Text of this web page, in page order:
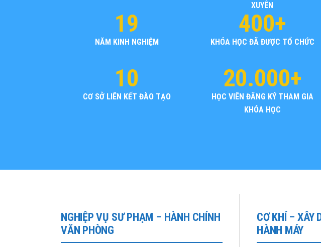
XUYÊN
19
NĂM KINH NGHIỆM
400+
KHÓA HỌC ĐÃ ĐƯỢC TỔ CHỨC
10
CƠ SỞ LIÊN KẾT ĐÀO TẠO
20.000+
HỌC VIÊN ĐĂNG KÝ THAM GIA
KHÓA HỌC
NGHIỆP VỤ SƯ PHẠM – HÀNH CHÍNH
VĂN PHÒNG
CƠ KHÍ – XÂY
HÀNH MÁY